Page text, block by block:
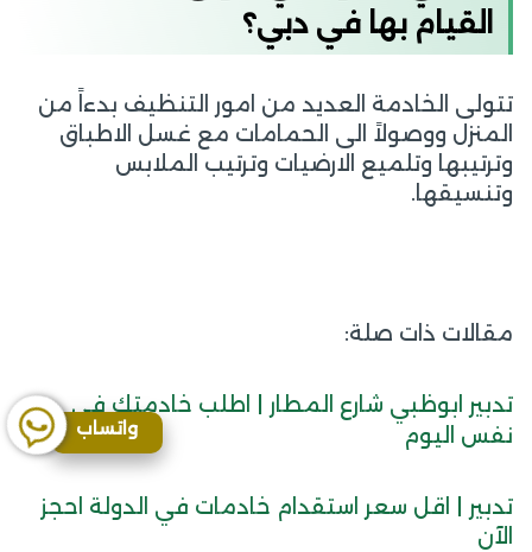
القيام بها في دبي؟
تتولى الخادمة العديد من امور التنظيف بدءاً من
المنزل ووصولاً الى الحمامات مع غسل الاطباق
وترتيبها وتلميع الارضيات وترتيب الملابس
وتنسيقها.
مقالات ذات صلة:
تدبير ابوظبي شارع المطار | اطلب خادمتك في
نفس اليوم
تدبير | اقل سعر استقدام خادمات في الدولة احجز
الآن
واتساب